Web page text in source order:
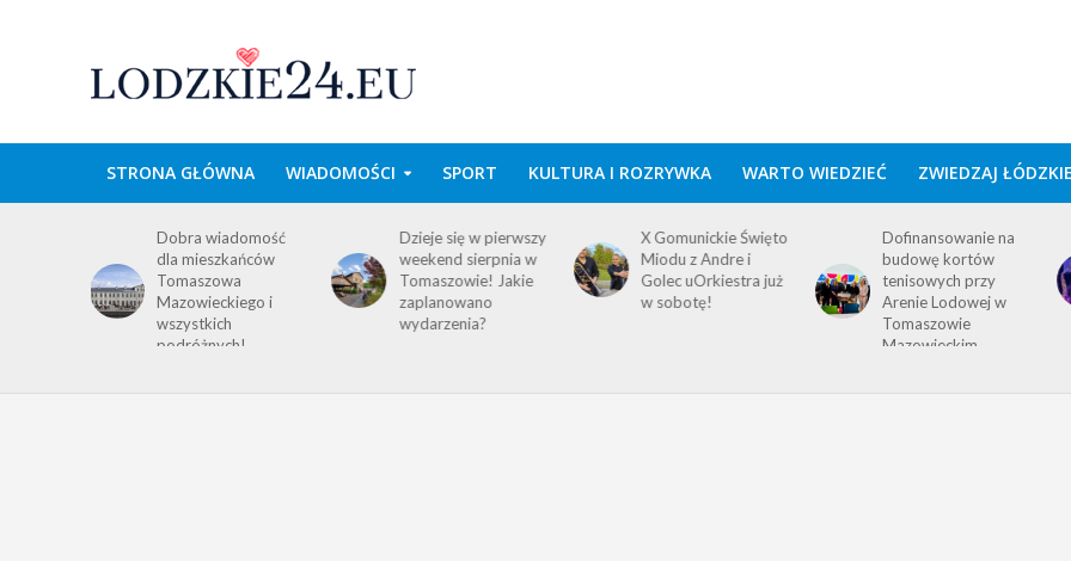
STRONA GŁÓWNA WIADOMOŚCI SPORT KULTURA I ROZRYWKA WARTO WIEDZIEĆ ZWIEDZAJ
Dobra wiadomość
dla mieszkańców
Tomaszowa
Mazowieckiego i
wszystkich
podróżnych!
Dzieje się w pierwszy
weekend sierpnia w
Tomaszowie! Jakie
zaplanowano
wydarzenia?
X Gomunickie Święto
Miodu z Andre i
Golec uOrkiestra już
w sobotę!
Dofinansowanie na
budowę kortów
tenisowych przy
Arenie Lodowej w
Tomaszowie
Mazowieckim